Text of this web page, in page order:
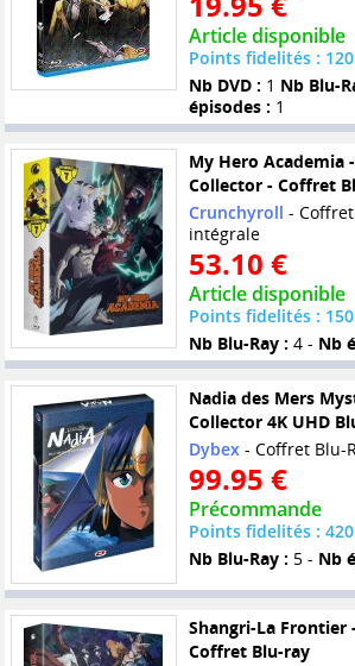
Article disponible
Points fidelités : 120
Nb DVD : 1 Nb Blu-
épisodes : 1
My Hero Academia
Collector - Coffret
Crunchyroll -
intégrale
53.10 €
Article disponible
Points fidelités : 150
Nb Blu-Ray : 4 - Nb
Nadia des Mers
Collector 4K UHD
Dybex- Coffret Blu-
99.95 €
Précommande
Points fidelités : 420
Nb Blu-Ray : 5 - Nb
Shangri-La Frontier
Coffret Blu-ray